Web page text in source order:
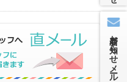
新着お知らせメール